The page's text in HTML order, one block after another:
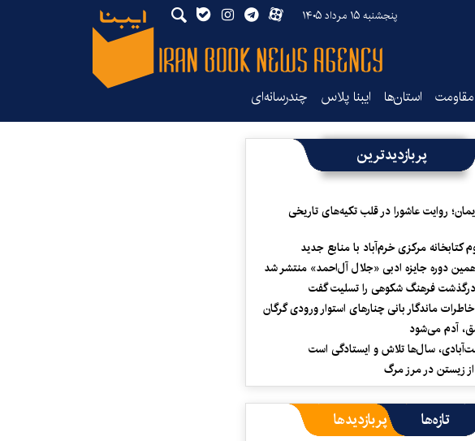
پنجشنبه ۱۵ مرداد ۱۴۰۵
استان‌ها ایبنا پلاس چندرسانه‌ای
پربازدیدترین
روایت عاشورا در قلب تکیه‌های تاریخی
کتابخانه مرکزی خرم‌آباد با منابع جدید
دوره جایزه ادبی «جلال آل‌احمد» منتشر شد
فرهنگ شکوهی را تسلیت گفت
ماندگار بانی چنارهای استوار ورودی گرگان
آدم می‌شود
سال‌ها تلاش و ایستادگی است
زیستن در مرز مرگ
تازه‌ها پربازدیدها